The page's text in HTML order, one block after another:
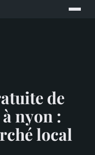
de
nyon :
local